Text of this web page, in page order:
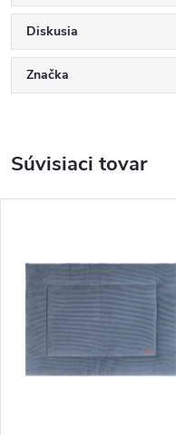
Diskusia
Značka
Súvisiaci tovar